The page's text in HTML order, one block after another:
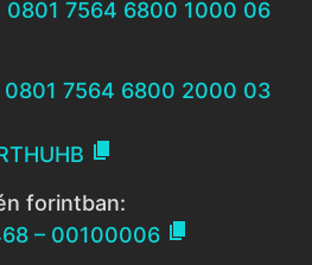
0801 7564 6800 1000 06
0801 7564 6800 2000 03

forintban:
– 00100006 